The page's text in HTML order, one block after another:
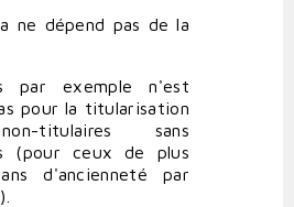
ne dépend pas de la
par exemple n'est
pour la titularisation
titulaires sans
(pour ceux de plus
d'ancienneté par